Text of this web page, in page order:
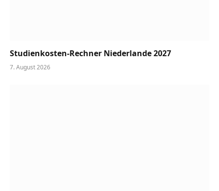
Studienkosten-Rechner Niederlande 2027
7. August 2026